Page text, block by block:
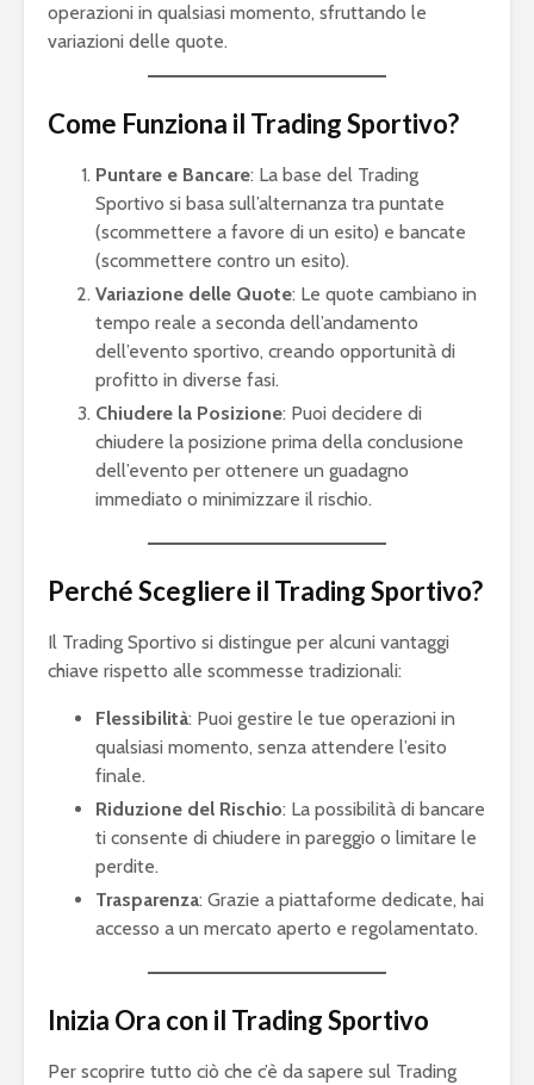
operazioni in qualsiasi momento, sfruttando le
variazioni delle quote.
Come Funziona il Trading Sportivo?
Puntare e Bancare: La base del Trading
Sportivo si basa sull’alternanza tra puntate
(scommettere a favore di un esito) e bancate
(scommettere contro un esito).
Variazione delle Quote: Le quote cambiano in
tempo reale a seconda dell’andamento
dell’evento sportivo, creando opportunità di
profitto in diverse fasi.
Chiudere la Posizione: Puoi decidere di
chiudere la posizione prima della conclusione
dell’evento per ottenere un guadagno
immediato o minimizzare il rischio.
Perché Scegliere il Trading Sportivo?
Il Trading Sportivo si distingue per alcuni vantaggi
chiave rispetto alle scommesse tradizionali:
Flessibilità: Puoi gestire le tue operazioni in
qualsiasi momento, senza attendere l’esito
finale.
Riduzione del Rischio: La possibilità di bancare
ti consente di chiudere in pareggio o limitare le
perdite.
Trasparenza: Grazie a piattaforme dedicate, hai
accesso a un mercato aperto e regolamentato.
Inizia Ora con il Trading Sportivo
Per scoprire tutto ciò che c’è da sapere sul Trading